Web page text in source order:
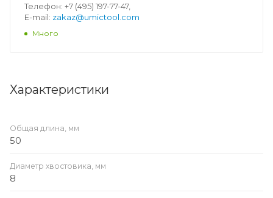
Телефон: +7 (495) 197-77-47,
E-mail: zakaz@umictool.com
Много
Характеристики
Общая длина, мм
50
Диаметр хвостовика, мм
8